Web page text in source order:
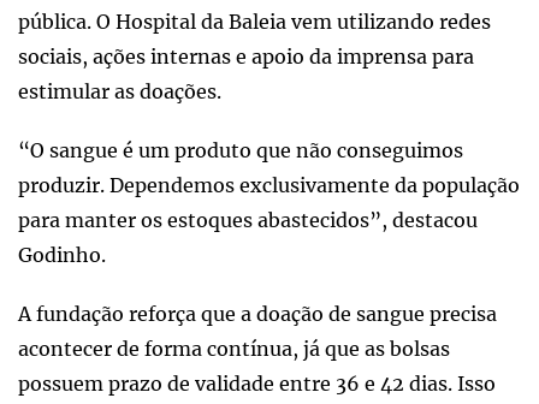
pública. O Hospital da Baleia vem utilizando redes
sociais, ações internas e apoio da imprensa para
estimular as doações.
“O sangue é um produto que não conseguimos
produzir. Dependemos exclusivamente da população
para manter os estoques abastecidos”, destacou
Godinho.
A fundação reforça que a doação de sangue precisa
acontecer de forma contínua, já que as bolsas
possuem prazo de validade entre 36 e 42 dias. Isso